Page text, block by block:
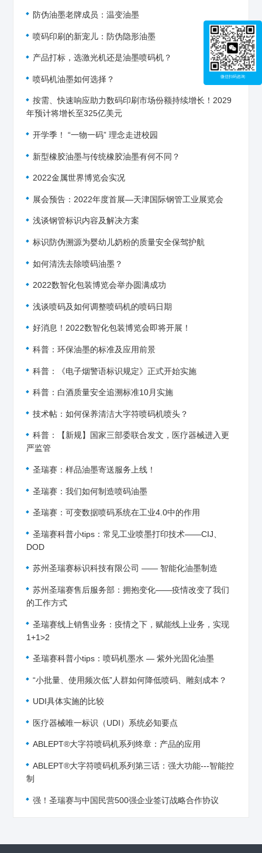
防伪油墨老牌成员：温变油墨
喷码印刷的新宠儿：防伪隐形油墨
产品打标，选激光机还是油墨喷码机？
喷码机油墨如何选择？
按需、快速响应助力数码印刷市场份额持续增长！2029
年预计将增长至325亿美元
开学季！ “一物一码” 理念走进校园
新型橡胶油墨与传统橡胶油墨有何不同？
2022金属世界博览会实况
展会预告：2022年度首展—天津国际钢管工业展览会
浅谈钢管标识内容及解决方案
标识防伪溯源为婴幼儿奶粉的质量安全保驾护航
如何清洗去除喷码油墨？
2022数智化包装博览会举办圆满成功
浅谈喷码及如何调整喷码机的喷码日期
好消息！2022数智化包装博览会即将开展！
科普：环保油墨的标准及应用前景
科普：《电子烟警语标识规定》正式开始实施
科普：白酒质量安全追溯标准10月实施
技术帖：如何保养清洁大字符喷码机喷头？
科普：【新规】国家三部委联合发文，医疗器械进入更
严监管
圣瑞赛：样品油墨寄送服务上线！
圣瑞赛：我们如何制造喷码油墨
圣瑞赛：可变数据喷码系统在工业4.0中的作用
圣瑞赛科普小tips：常见工业喷墨打印技术——CIJ、
DOD
苏州圣瑞赛标识科技有限公司 —— 智能化油墨制造
苏州圣瑞赛售后服务部：拥抱变化——疫情改变了我们
的工作方式
圣瑞赛线上销售业务：疫情之下，赋能线上业务，实现
1+1>2
圣瑞赛科普小tips：喷码机墨水 — 紫外光固化油墨
“小批量、使用频次低”人群如何降低喷码、雕刻成本？
UDI具体实施的比较
医疗器械唯一标识（UDI）系统必知要点
ABLEPT®大字符喷码机系列终章：产品的应用
ABLEPT®大字符喷码机系列第三话：强大功能---智能控
制
强！圣瑞赛与中国民营500强企业签订战略合作协议
微信扫码咨询